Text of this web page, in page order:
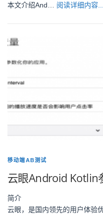
本文介绍And… 阅读详细内容
移动端AB测试
云眼Android Kotlin
简介
云眼，是国内领先的用户体验